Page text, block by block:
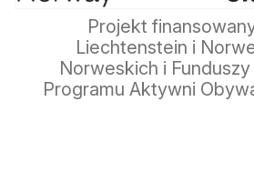
Projekt
Liechtenstein i
Norweskich i
Programu Aktywni